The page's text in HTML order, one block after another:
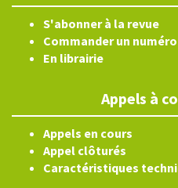
S'abonner à la revue
Commander un numéro
En librairie
Appels à
Appels en cours
Appel clôturés
Caractéristiques